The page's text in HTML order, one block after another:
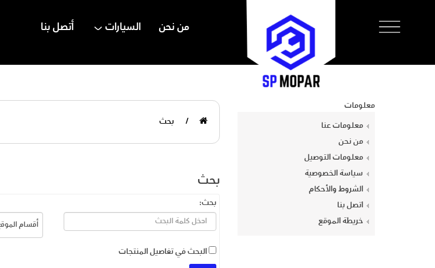
أتصل بنا السيارات من نحن سلة المشتريات
معلومات
معلومات عنا
من نحن
معلومات التوصيل
سياسة الخصوصية
الشروط والأحكام
اتصل بنا
خريطة الموقع
بحث
بحث
بحث:
البحث في تفاصيل المنتجات